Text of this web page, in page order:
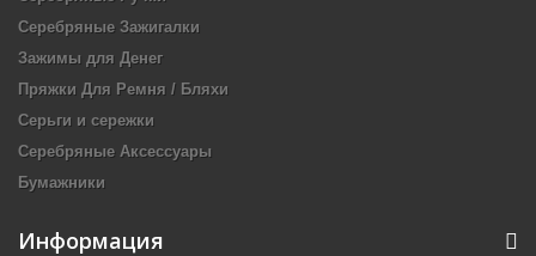
Серебряные Зажигалки
Зажимы для Денег
Пряжки Для Ремня / Бляхи
Серьги и сережки
Серебряные Аксессуары
Бумажники
Информация